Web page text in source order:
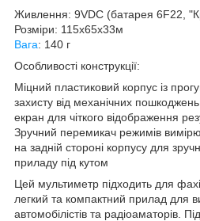
Живлення: 9VDC (батарея 6F22,
Розміри: 115х65х33м
Вага: 140 г
Особливості конструкції:
Міцний пластиковий корпус із
захисту від механічних
екран для чіткого відображення
Зручний перемикач режимів
на задній стороні корпусу для
приладу під кутом
Цей мультиметр підходить для
легкий та компактний прилад для
автомобілістів та радіоаматорів.